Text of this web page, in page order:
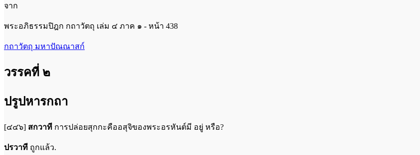
จาก
พระอภิธรรมปิฎก กถาวัตถุ เล่ม ๔ ภาค ๑ - หน้า 438
กถาวัตถุ มหาปัณณาสก์
วรรคที่ ๒
ปรูปหารกถา
[๔๔๖] สกวาที การปล่อยสุกกะคืออสุจิของพระอรหันต์มี อยู่ หรือ?
ปรวาที ถูกแล้ว.